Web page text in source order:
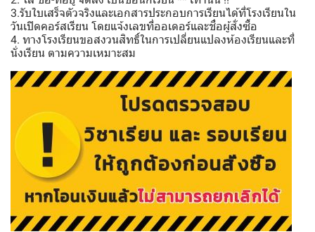
3.รับใบเสร็จตัวจริงและเอกสารประกอบการเรียนได้ที่โรงเรียนใน
วันเปิดคอร์สเรียน โดยแจ้งเลขที่ออเดอร์และชื่อผู้สั่งซื้อ
4. ทางโรงเรียนขอสงวนสิทธิ์ในการเปลี่ยนแปลงห้องเรียนและที่
นั่งเรียน ตามความเหมาะสม